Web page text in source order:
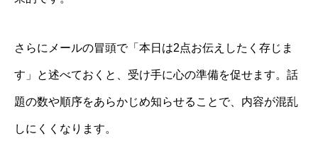
さらにメールの冒頭で「本日は2点お伝えしたく存じま
す」と述べておくと、受け手に心の準備を促せます。話
題の数や順序をあらかじめ知らせることで、内容が混乱
しにくくなります。